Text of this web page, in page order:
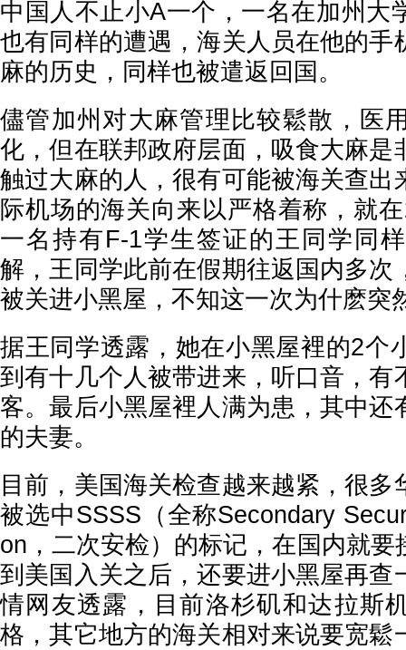
中国人不止小A一个，一名在加州大
也有同样的遭遇，海关人员在他的手
麻的历史，同样也被遣返回国。
儘管加州对大麻管理比较鬆散，医
化，但在联邦政府层面，吸食大麻是
触过大麻的人，很有可能被海关查出
际机场的海关向来以严格着称，就
一名持有F-1学生签证的王同学同
解，王同学此前在假期往返国内多次
被关进小黑屋，不知这一次为什麽突
据王同学透露，她在小黑屋裡的2个
到有十几个人被带进来，听口音，有
客。最后小黑屋裡人满为患，其中还
的夫妻。
目前，美国海关检查越来越紧，很多
被选中SSSS（全称Secondary
on，二次安检）的标记，在国内就要
到美国入关之后，还要进小黑屋再查
情网友透露，目前洛杉矶和达拉斯
格，其它地方的海关相对来说要宽鬆